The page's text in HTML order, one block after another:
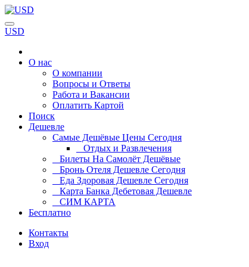
USD
О нас
О компании
Вопросы и Ответы
Работа и Вакансии
Оплатить Картой
Поиск
Дешевле
Самые Дешёвые Цены Сегодня
Отдых и Развлечения
Билеты На Самолёт Дешёвые
Бронь Отеля Дешевле Сегодня
Еда Здоровая Дешевле Сегодня
Карта Банка Дебетовая Дешевле
СИМ КАРТА
Бесплатно
Контакты
Вход